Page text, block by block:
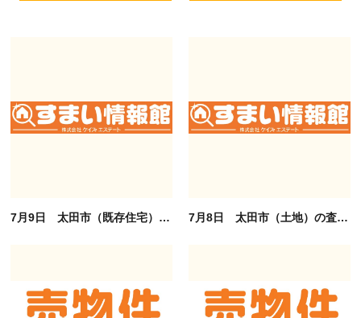
7月9日 太田市（既存住宅）の査定依頼ありがとうございます。 7月8日 太田市（土地）の査定依頼ありがとうございます。